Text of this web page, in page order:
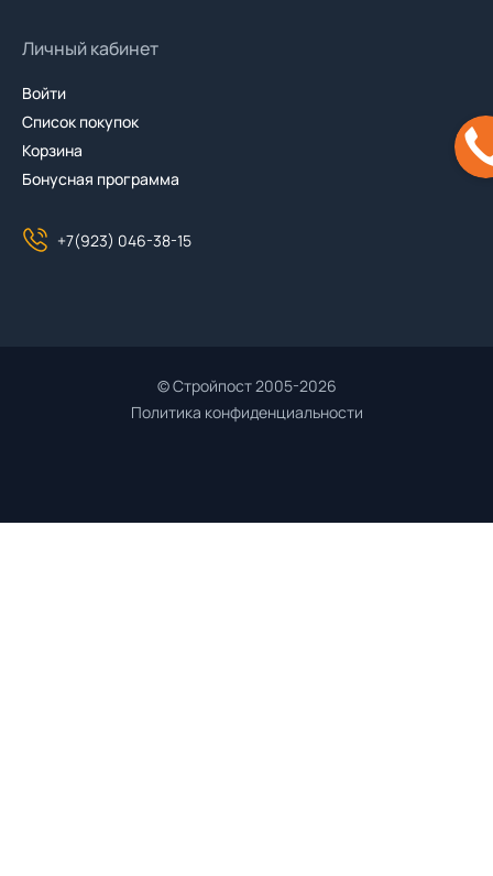
Личный кабинет
Войти
Список покупок
Корзина
Бонусная программа
+7(923) 046-38-15
© Стройпост 2005-2026
Политика конфиденциальности